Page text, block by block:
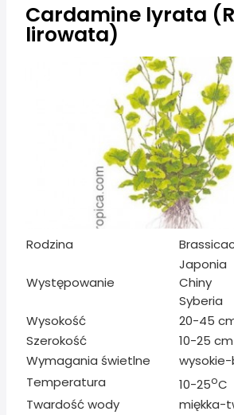
Cardamine lyrata
lirowata)
Informacje o artykule
Rodzina
Występowanie
Japonia
Chiny
Syberia
Wysokość
20-45
Szerokość
10-25 cm
Wymagania świetlne
wysokie-
Temperatura
10-25oC
Twardość wody
miękka-